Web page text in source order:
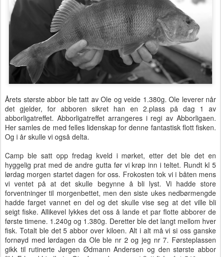
Årets største abbor ble tatt av Ole og veide 1.380g. Ole leverer når
det gjelder, for abboren sikret han en 2.plass på dag 1 av
abborligatreffet. Abborligatreffet arrangeres i regi av Abborligaen.
Her samles de med felles lidenskap for denne fantastisk flott fisken.
Og i år skulle vi også delta.
Camp ble satt opp fredag kveld i mørket, etter det ble det en
hyggelig prat med de andre gutta før vi krøp inn i teltet. Rundt kl 5
lørdag morgen startet dagen for oss. Frokosten tok vi i båten mens
vi ventet på at det skulle begynne å bli lyst. Vi hadde store
forventninger til morgenbettet, men den siste ukes nedbørmengde
hadde farget vannet en del og det skulle vise seg at det ville bli
seigt fiske. Allikevel lykkes det oss å lande et par flotte abborer de
første timene. 1.240g og 1.380g. Deretter ble det langt mellom hver
fisk. Totalt ble det 5 abbor over kiloen. Alt i alt må vi si oss ganske
fornøyd med lørdagen da Ole ble nr 2 og jeg nr 7. Førsteplassen
gikk til rutinerte Jørgen Ødmann Andersen og den største abbor